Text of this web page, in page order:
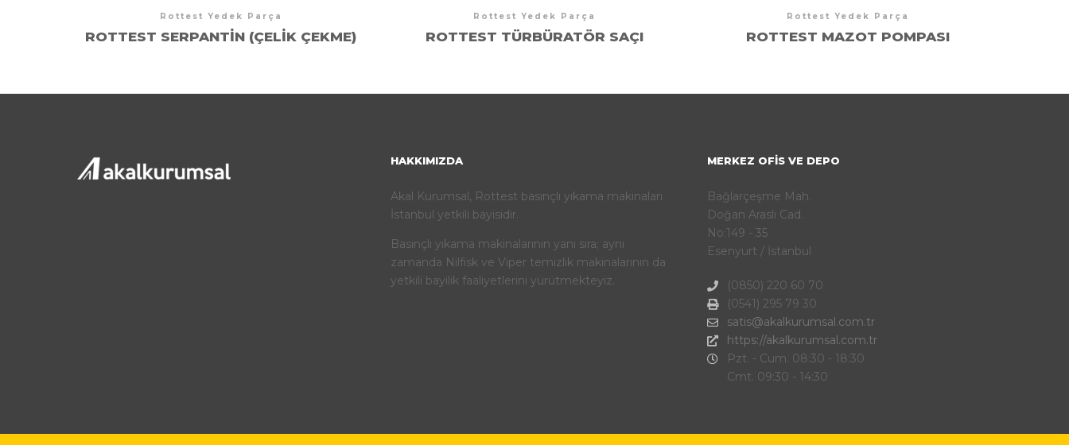
Rottest Yedek Parça
ROTTEST SERPANTIN (ÇELIK ÇEKME)
Rottest Yedek Parça
ROTTEST TÜRBÜRATÖR SAÇI
Rottest Yedek Parça
ROTTEST MAZOT POMPASI
HAKKIMIZDA
Akal Kurumsal, Rottest basınçlı yıkama makinaları
İstanbul yetkili bayisidir.
Basınçlı yıkama makinalarının yanı sıra; aynı
zamanda Nilfisk ve Viper temizlik makinalarının da
yetkili bayilik faaliyetlerini yürütmekteyiz.
MERKEZ OFIS VE DEPO
Bağlarçeşme Mah.
Doğan Araslı Cad.
No:149 - 35
Esenyurt / İstanbul
(0850) 220 60 70
(0541) 295 79 30
satis@akalkurumsal.com.tr
https://akalkurumsal.com.tr
Pzt. - Cum. 08:30 - 18:30
Cmt. 09:30 - 14:30